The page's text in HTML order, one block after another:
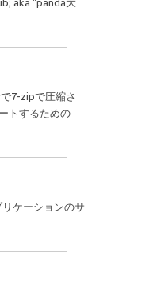
aka "panda大
7-zipで圧縮さ
トするための
ケーションのサ